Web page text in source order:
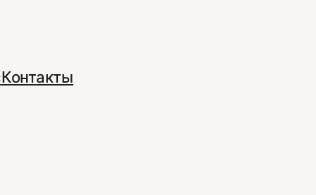
Контакты